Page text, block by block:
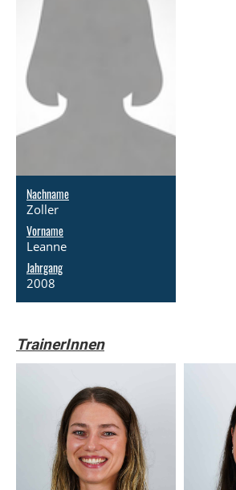
Nachname
Zoller
Vorname
Leanne
Jahrgang
2008
TrainerInnen